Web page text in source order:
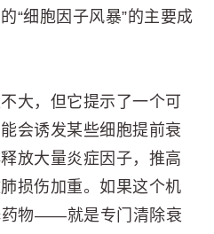
“细胞因子风暴”的主要成
大，但它提示了一个可
会诱发某些细胞提前衰
放大量炎症因子，推高
损伤加重。如果这个机
药物——就是专门清除衰